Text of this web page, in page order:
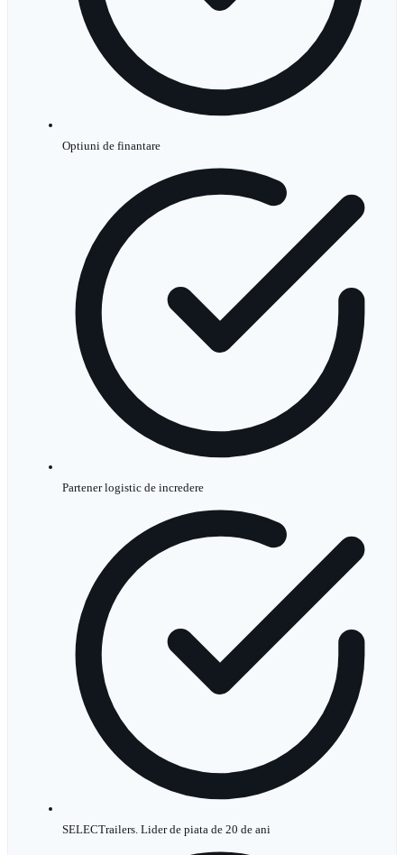
Optiuni de finantare
Partener logistic de incredere
SELECTrailers. Lider de piata de 20 de ani